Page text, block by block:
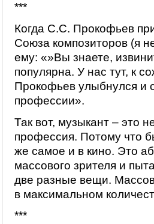
***
Когда С.С. Прокофьев
Союза композиторов (я
ему: «»Вы знаете,
популярна. У нас тут, к
Прокофьев улыбнулся и
профессии».
Так вот, музыкант – это
профессия. Потому что
же самое и в кино. Это
массового зрителя и
две разные вещи.
в максимальном
***